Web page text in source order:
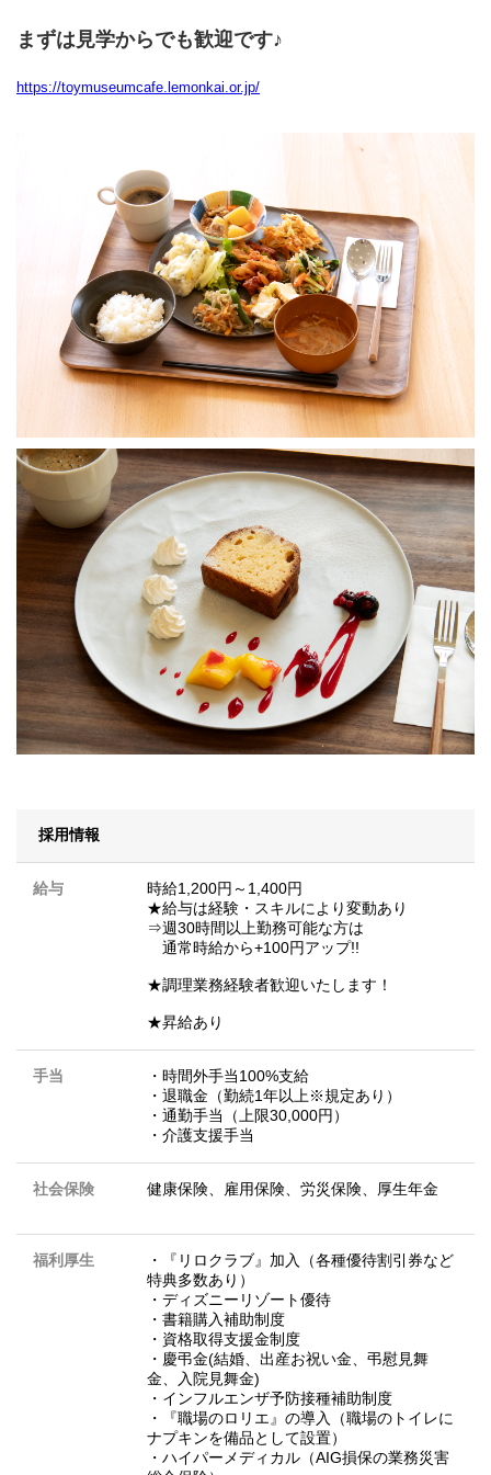
まずは見学からでも歓迎です♪
https://toymuseumcafe.lemonkai.or.jp/
採用情報
給与
時給1,200円～1,400円
★給与は経験・スキルにより変動あり
⇒週30時間以上勤務可能な方は
通常時給から+100円アップ!!
★調理業務経験者歓迎いたします！
★昇給あり
手当
・時間外手当100%支給
・退職金（勤続1年以上※規定あり）
・通勤手当（上限30,000円）
・介護支援手当
社会保険 健康保険、雇用保険、労災保険、厚生年金
福利厚生
・『リロクラブ』加入（各種優待割引券など
特典多数あり）
・ディズニーリゾート優待
・書籍購入補助制度
・資格取得支援金制度
・慶弔金(結婚、出産お祝い金、弔慰見舞
金、入院見舞金)
・インフルエンザ予防接種補助制度
・『職場のロリエ』の導入（職場のトイレに
ナプキンを備品として設置）
・ハイパーメディカル（AIG損保の業務災害